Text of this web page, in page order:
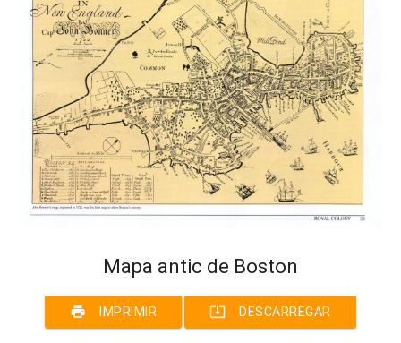
Mapa antic de Boston
print IMPRIMIR system_update_alt DESCARREGAR